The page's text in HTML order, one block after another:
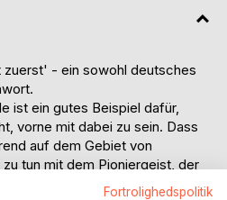
- ein sowohl deutsches
ist ein gutes Beispiel dafür,
vorne mit dabei zu sein. Dass
auf dem Gebiet von
tun mit dem Pioniergeist, der
Gedser Mühle entwickelt wurde.
Fortrolighedspolitik